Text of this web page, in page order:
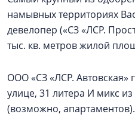
намывных территориях
девелопер («СЗ «ЛСР.
тыс. кв. метров жилой
ООО «СЗ «ЛСР. Автовская»
улице, 31 литера И микс
(возможно,